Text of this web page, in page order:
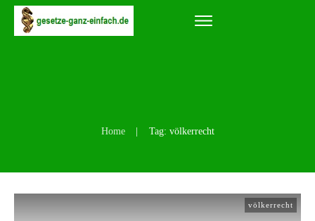
Home | Tag: völkerrecht
völkerrecht